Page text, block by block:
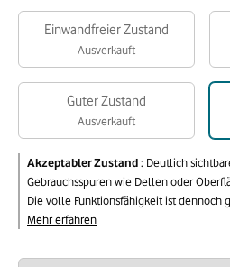
Einwandfreier Zustand
Ausverkauft
Guter Zustand
Ausverkauft
Akzeptabler Zustand: Deutlich
Gebrauchsspuren wie Dellen oder
Die volle Funktionsfähigkeit ist dennoch
Mehr erfahren